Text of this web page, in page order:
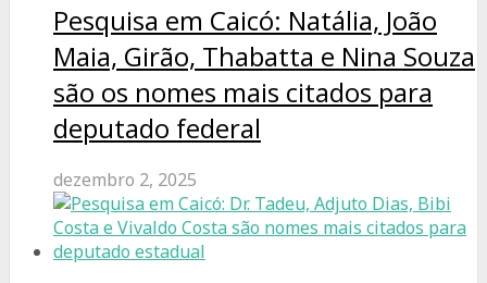
Pesquisa em Caicó: Natália, João
Maia, Girão, Thabatta e Nina Souza
são os nomes mais citados para
deputado federal
dezembro 2, 2025